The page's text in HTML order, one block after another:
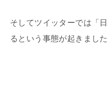
そしてツイッターでは「
るという事態が起きました